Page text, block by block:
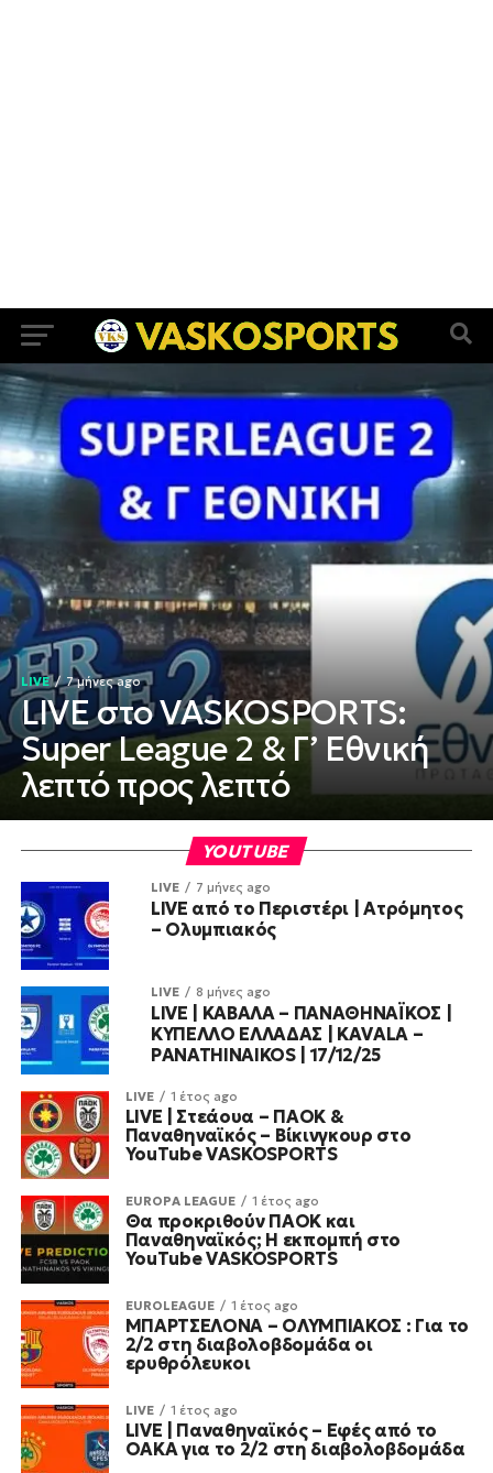
LIVE 7 μήνες ago
LIVE στο VASKOSPORTS:
Super League 2 & Γ’ Εθνική
λεπτό προς λεπτό
YOUTUBE
LIVE 7 μήνες ago
LIVE από το Περιστέρι | Ατρόμητος
– Ολυμπιακός
LIVE 8 μήνες ago
LIVE | ΚΑΒΑΛΑ – ΠΑΝΑΘΗΝΑΪΚΟΣ |
ΚΥΠΕΛΛΟ ΕΛΛΑΔΑΣ | KAVALA –
PANATHINAIKOS | 17/12/25
LIVE 1 έτος ago
LIVE | Στεάουα – ΠΑΟΚ &
Παναθηναϊκός – Βίκινγκουρ στο
YouTube VASKOSPORTS
EUROPA LEAGUE 1 έτος ago
Θα προκριθούν ΠΑΟΚ και
Παναθηναϊκός; Η εκπομπή στο
YouTube VASKOSPORTS
EUROLEAGUE 1 έτος ago
ΜΠΑΡΤΣΕΛΟΝΑ – ΟΛΥΜΠΙΑΚΟΣ : Για το
2/2 στη διαβολοβδομάδα οι
ερυθρόλευκοι
LIVE 1 έτος ago
LIVE | Παναθηναϊκός – Εφές από το
ΟΑΚΑ για το 2/2 στη διαβολοβδομάδα